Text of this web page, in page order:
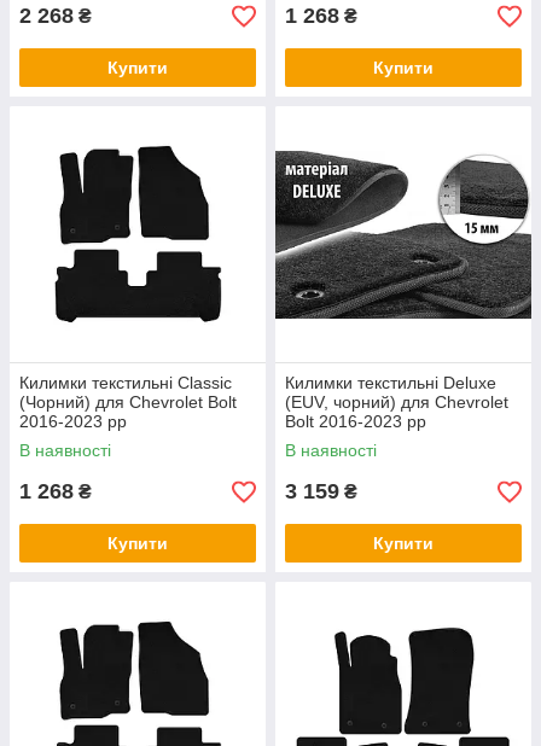
2 268 ₴
Купити
1 268 ₴
Купити
Килимки текстильні Classic
(Чорний) для Chevrolet Bolt
2016-2023 рр
В наявності
1 268 ₴
Купити
Килимки текстильні Deluxe
(EUV, чорний) для Chevrolet
Bolt 2016-2023 рр
В наявності
3 159 ₴
Купити